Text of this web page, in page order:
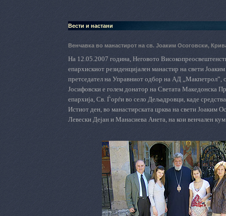
Вести и настани
Венчавка во манастирот на св. Јоаким Осоговски,
На 12.05.2007 година, Неговото
епархискиот резиденцијален манастир на свети
претседател на Управниот одбор на АД
Јосифовски е голем донатор на Светата Македонска
епархија, Св. Ѓорѓи во село Дељадровци, каде
Истиот ден, во манастирската црква на свети Јоаким
Левески Дејан и Манасиева Анета, на кои венчален